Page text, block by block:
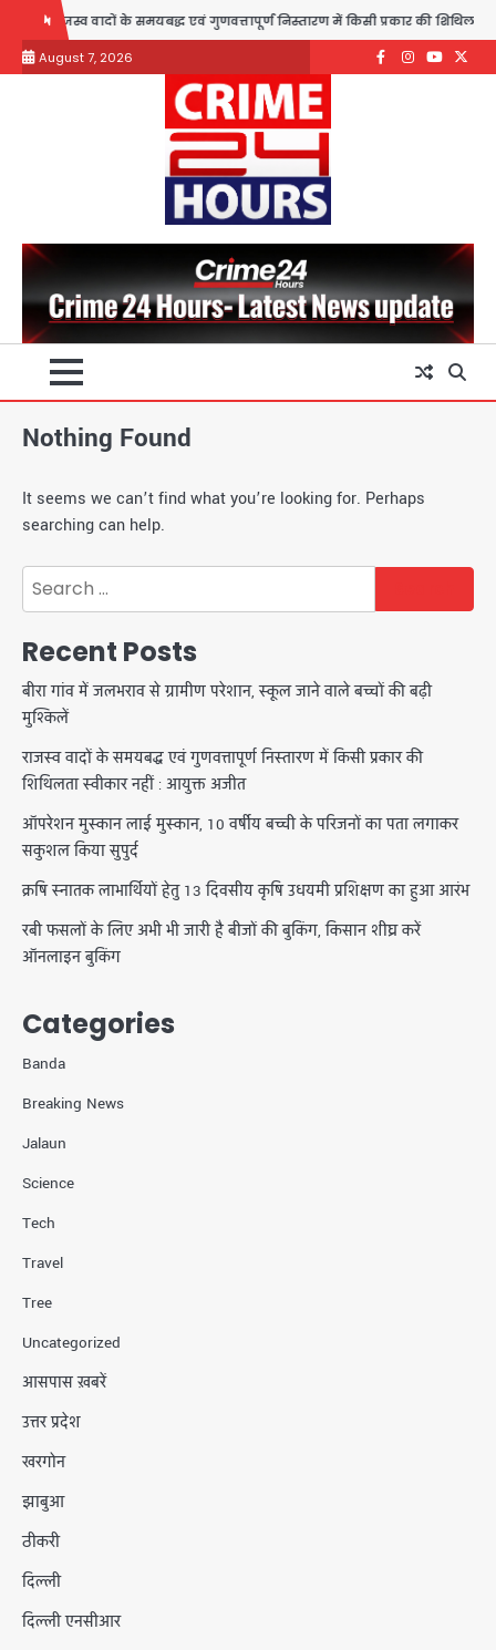
content
वादों के समयबद्ध एवं गुणवत्तापूर्ण निस्तारण में किसी प्रकार की शिथिलता स्वीकार
August 7, 2026 FacebookInstagram
youtube
Nothing Found
It seems we can’t find what you’re looking for. Perhaps
searching can help.
Search
for:
Recent Posts
बीरा गांव में जलभराव से ग्रामीण परेशान, स्कूल जाने वाले बच्चों की बढ़ी
मुश्किलें
राजस्व वादों के समयबद्ध एवं गुणवत्तापूर्ण निस्तारण में किसी प्रकार की
शिथिलता स्वीकार नहीं : आयुक्त अजीत
ऑपरेशन मुस्कान लाई मुस्कान, 10 वर्षीय बच्ची के परिजनों का पता लगाकर
सकुशल किया सुपुर्द
क्रषि स्नातक लाभार्थियों हेतु 13 दिवसीय कृषि उधयमी प्रशिक्षण का हुआ आरंभ
रबी फसलों के लिए अभी भी जारी है बीजों की बुकिंग, किसान शीघ्र करें
ऑनलाइन बुकिंग
Categories
Banda
Breaking News
Jalaun
Science
Tech
Travel
Tree
Uncategorized
आसपास ख़बरें
उत्तर प्रदेश
खरगोन
झाबुआ
ठीकरी
दिल्ली
दिल्ली एनसीआर